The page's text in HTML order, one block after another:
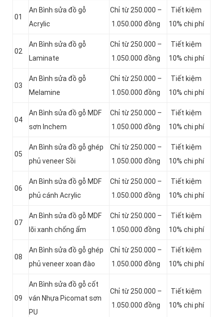
01
An Bình sửa đồ gỗ
Acrylic
Chỉ từ 250.000 –
1.050.000 đồng
Tiết kiệm
10% chi phí
02
An Bình sửa đồ gỗ
Laminate
Chỉ từ 250.000 –
1.050.000 đồng
Tiết kiệm
10% chi phí
03
An Bình sửa đồ gỗ
Melamine
Chỉ từ 250.000 –
1.050.000 đồng
Tiết kiệm
10% chi phí
04
An Bình sửa đồ gỗ MDF
sơn Inchem
Chỉ từ 250.000 –
1.050.000 đồng
Tiết kiệm
10% chi phí
05
An Bình sửa đồ gỗ ghép
phủ veneer Sồi
Chỉ từ 250.000 –
1.050.000 đồng
Tiết kiệm
10% chi phí
06
An Bình sửa đồ gỗ MDF
phủ cánh Acrylic
Chỉ từ 250.000 –
1.050.000 đồng
Tiết kiệm
10% chi phí
07
An Bình sửa đồ gỗ MDF
lõi xanh chống ẩm
Chỉ từ 250.000 –
1.050.000 đồng
Tiết kiệm
10% chi phí
08
An Bình sửa đồ gỗ ghép
phủ veneer xoan đào
Chỉ từ 250.000 –
1.050.000 đồng
Tiết kiệm
10% chi phí
09
An Bình sửa đồ gỗ cốt
ván Nhựa Picomat sơn
PU
Chỉ từ 250.000 –
1.050.000 đồng
Tiết kiệm
10% chi phí